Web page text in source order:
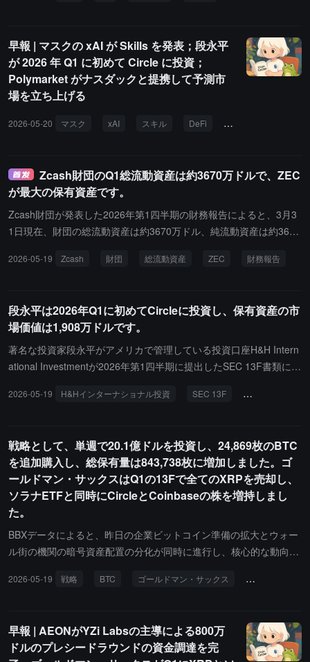
物ETFの総資産の約62%を占めています。CoinDeskのアナリスト
は、この流出を米国債の利回りの高騰（10年物が一時5.01%に達し
た）と地政学的圧力によるシステミックなデレバレッジに起因して
おり、ビットコインの長期的な論理に対する信念の揺らぎではない
としています。
早報 | マスクの xAI が Skills を発表；段永平
が 2026 年 Q1 に初めて Circle に投資；
Polymarket がナスダックと提携して予測市
場を立ち上げる
2026-05-20 マスク xAI スキル DeFi サークル
Zcash財団のQ1総流動資産は約3670万ドルで、ZEC
が最大の保有資産です。
Zcash財団が発表した2026年第1四半期の財務報告によると、3月3
1日現在、財団の総流動資産は約3670万ドル、純流動資産は約3668
枚のUSDC、85,412枚のZEC（約2120万ドル）、41.8枚のBTC（約
であり、その中でProtocol / Zebraプロジェクトが最も高い割合を占
め、50.4%に達しています。Zcash財団の執行理事であるAlex Born
steinは、Q2の重点がNU7アップグレード、Z3技術スタックの開
発、およびZebraの性能最適化を引き続き推進することになると述
2026-05-19 Zcash 財団 総流動資産 ZEC 財務報告
段永平は2026年Q1に初めてCircleに投資し、保有資産の市
場価値は1,908万ドルです。
著名な投資家段永平がアメリカで管理している投資口座H&H Intern
ational Investmentが2026年第1四半期に提出したSEC 13F書類によ
ォリオの総価値は約200.04億ドルで、全てのポジションは独立した
ェイ（BRK.B）は9,147,796株を保有し、市場価値は43.84億ドル；
エヌビディア（NVDA）は13,843,775株を保有し、市場価値は24.1
4億ドル；ピンドゥオドゥオ（PDD）は19,748,294株を保有し、市
場価値は20.18億ドル；テスラ（TSLA）は3,408,900株を保有し、
市場価値は12.67億ドル。マイクロソフト（MSFT）は1,016,000株
を保有し、市場価値は3.76億ドル。サークルは当季初めての建玉を
開示し、200,000株を保有し、市場価値は1,908.2万ドルで、ポート
2026-05-19 H&Hインターナショナル投資 SEC 13F 投資ポートフォ
戦略として、単週で20.1億ドルを投資し、24,869枚のBTC
を追加購入し、総保有量は843,738枚に増加しました。ゴ
ールドマン・サックスはQ1の13Fで全てのXRPを売却し、
ソラナETFと同時にCircleとCoinbaseの株を増持しまし
た。
BBXデータによると、昨日の企業ビットコイン準備の拡大とウォー
ル街の機関の暗号資産配置の分化が同時に進行し、核心的な動向は
Kを提出し、5月11日から17日の期間に24,869枚のBTCを追加購入
購入資金は、1,950万株のSTRC優先株（純入金約19.49億ドル）と
43万株のMSTR普通株（純入金約8,370万ドル）の売却から得られ
2026-05-19 戦略 BTC ゴールドマン・サックス ソラナ
早報 | AEONがYZi Labsの主導による800万
ドルのプレシードラウンドの資金調達を完